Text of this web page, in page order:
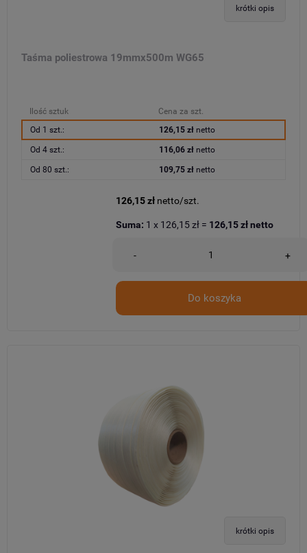
krótki opis
Taśma poliestrowa 19mmx500m WG65
Ilość sztuk
Cena za szt.
Od 1 szt.:
126,15 złnetto
Od 4 szt.: 116,06 złnetto
Od 80 szt.: 109,75 złnetto
126,15 zł netto/szt.
- +
Do koszyka
Suma: 1 x 126,15 zł = 126,15 złnetto
krótki opis